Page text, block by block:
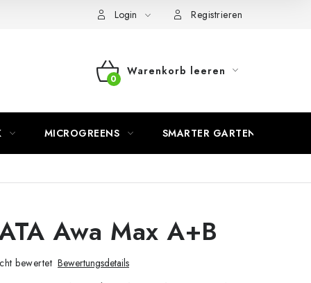
Login Registrieren
WARENKORB
Warenkorb leeren
MICROGREENS SMARTER GARTEN
Awa Max A+B
bewertet Bewertungsdetails